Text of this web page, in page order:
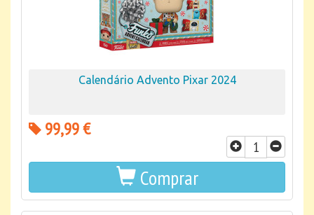
Calendário Advento Pixar 2024
99,99 €
Comprar